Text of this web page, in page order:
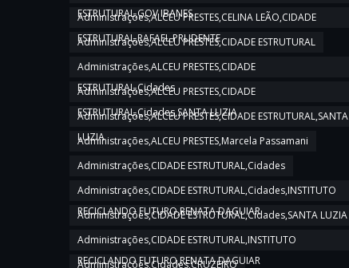
ESTRUTURAL,GOV IBANES
Administrações,ALCEU PRESTES,CELINA LEÃO,CIDADE
ESTRUTURAL,RAFAEL PRUDENTE
Administrações,ALCEU PRESTES,CIDADE ESTRUTURAL
Administrações,ALCEU PRESTES,CIDADE
ESTRUTURAL,Cidades
Administrações,ALCEU PRESTES,CIDADE
ESTRUTURAL,Cidades,SANTA LUZIA
Administrações,ALCEU PRESTES,CIDADE ESTRUTURAL,SANTA
LUZIA
Administrações,ALCEU PRESTES,Marcela Passamani
Administrações,CIDADE ESTRUTURAL,Cidades
Administrações,CIDADE ESTRUTURAL,Cidades,INSTITUTO
RECICLANDO FUTURO,RENATA DAGUIAR
Administrações,CIDADE ESTRUTURAL,Cidades,SANTA LUZIA
Administrações,CIDADE ESTRUTURAL,INSTITUTO
RECICLANDO FUTURO,RENATA DAGUIAR
Administrações,Cidades,CRUZEIRO